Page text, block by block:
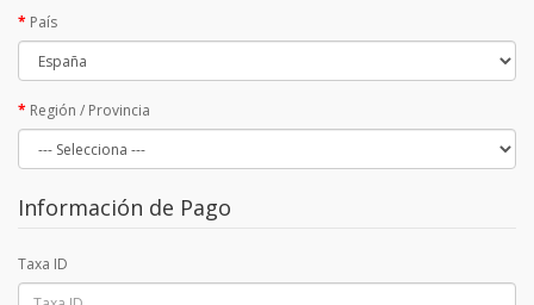
País
Región / Provincia
Información de Pago
Taxa ID